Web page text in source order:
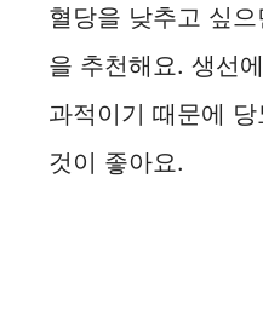
혈당을 낮추고 싶
을 추천해요. 생선
과적이기 때문에
것이 좋아요.